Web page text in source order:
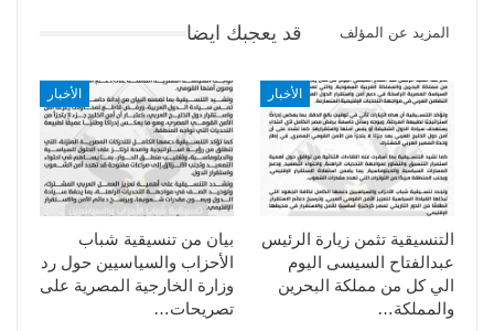
قد يعجبك ايضا المزيد عن المؤلف
الأخبار
بيان من تنسيقية شباب
الأحزاب والسياسيين حول رد
وزارة الخارجية المصرية على
تصريحات…
الأخبار
التنسيقية تثمن زيارة الرئيس
عبدالفتاح السيسى اليوم
الي كل من مملكة البحرين
والمملكة…